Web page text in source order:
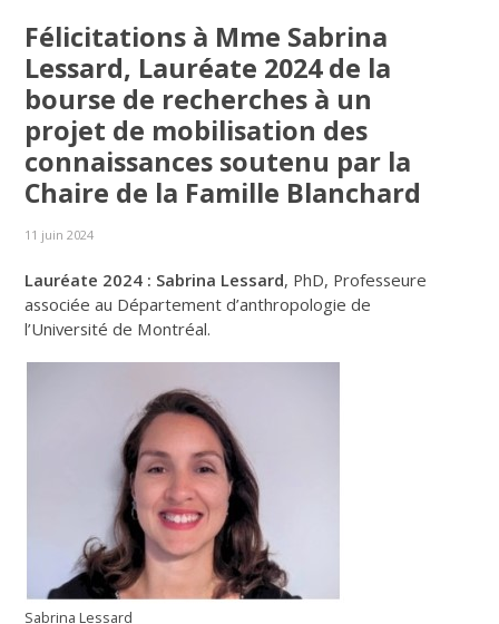
Félicitations à Mme Sabrina
Lessard, Lauréate 2024 de la
bourse de recherches à un
projet de mobilisation des
connaissances soutenu par la
Chaire de la Famille Blanchard
11 juin 2024
Lauréate 2024 : Sabrina Lessard, PhD, Professeure
associée au Département d’anthropologie de
l’Université de Montréal.
Sabrina Lessard